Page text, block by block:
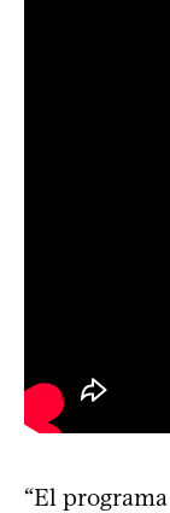
“El